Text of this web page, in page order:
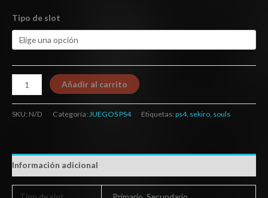
Tipo de slot
Añadir al carrito
SKU: N/D Categoría: JUEGOS PS4 Etiquetas: ps4, sekiro souls
Información adicional